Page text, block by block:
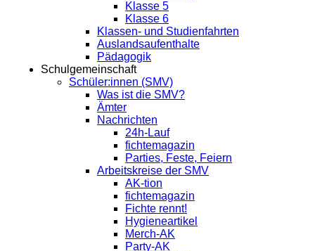
Klasse 5
Klasse 6
Klassen- und Studienfahrten
Auslandsaufenthalte
Pädagogik
Schulgemeinschaft
Schüler:innen (SMV)
Was ist die SMV?
Ämter
Nachrichten
24h-Lauf
fichtemagazin
Parties, Feste, Feiern
Arbeitskreise der SMV
AK-tion
fichtemagazin
Fichte rennt!
Hygieneartikel
Merch-AK
Party-AK